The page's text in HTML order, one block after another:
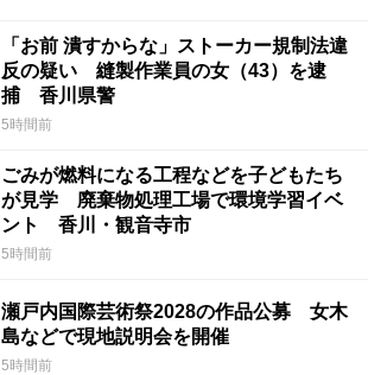
「お前 潰すからな」ストーカー規制法違
反の疑い 縫製作業員の女（43）を逮
捕 香川県警
5時間前
ごみが燃料になる工程などを子どもたち
が見学 廃棄物処理工場で環境学習イベ
ント 香川・観音寺市
5時間前
瀬戸内国際芸術祭2028の作品公募 女木
島などで現地説明会を開催
5時間前